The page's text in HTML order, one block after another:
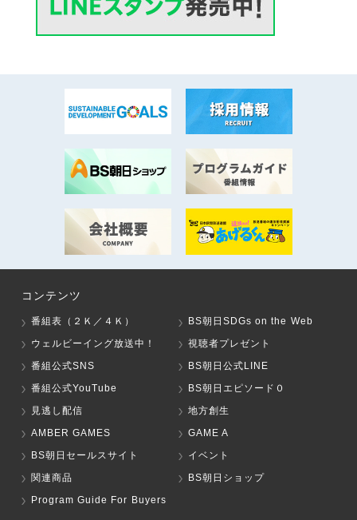
コンテンツ
番組表（２Ｋ／４Ｋ）
BS朝日SDGs on the Web
ウェルビーイング放送中！
視聴者プレゼント
番組公式SNS
BS朝日公式LINE
番組公式YouTube
BS朝日エピソード０
見逃し配信
地方創生
AMBER GAMES
GAME A
BS朝日セールスサイト
イベント
関連商品
BS朝日ショップ
Program Guide For Buyers